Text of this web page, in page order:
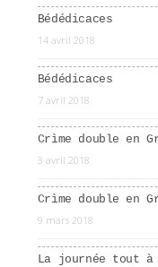
Bédédicaces
14 avril 2018
Bédédicaces
7 avril 2018
Crìme double en
3 avril 2018
Crìme double en
9 mars 2018
La journée tout